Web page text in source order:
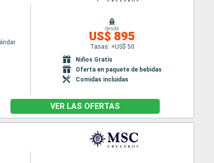
desde
US$ 895
Tasas: +US$ 50
Niños Gratis
Oferta en paquete de bebidas
Comidas incluidas
VER LAS OFERTAS